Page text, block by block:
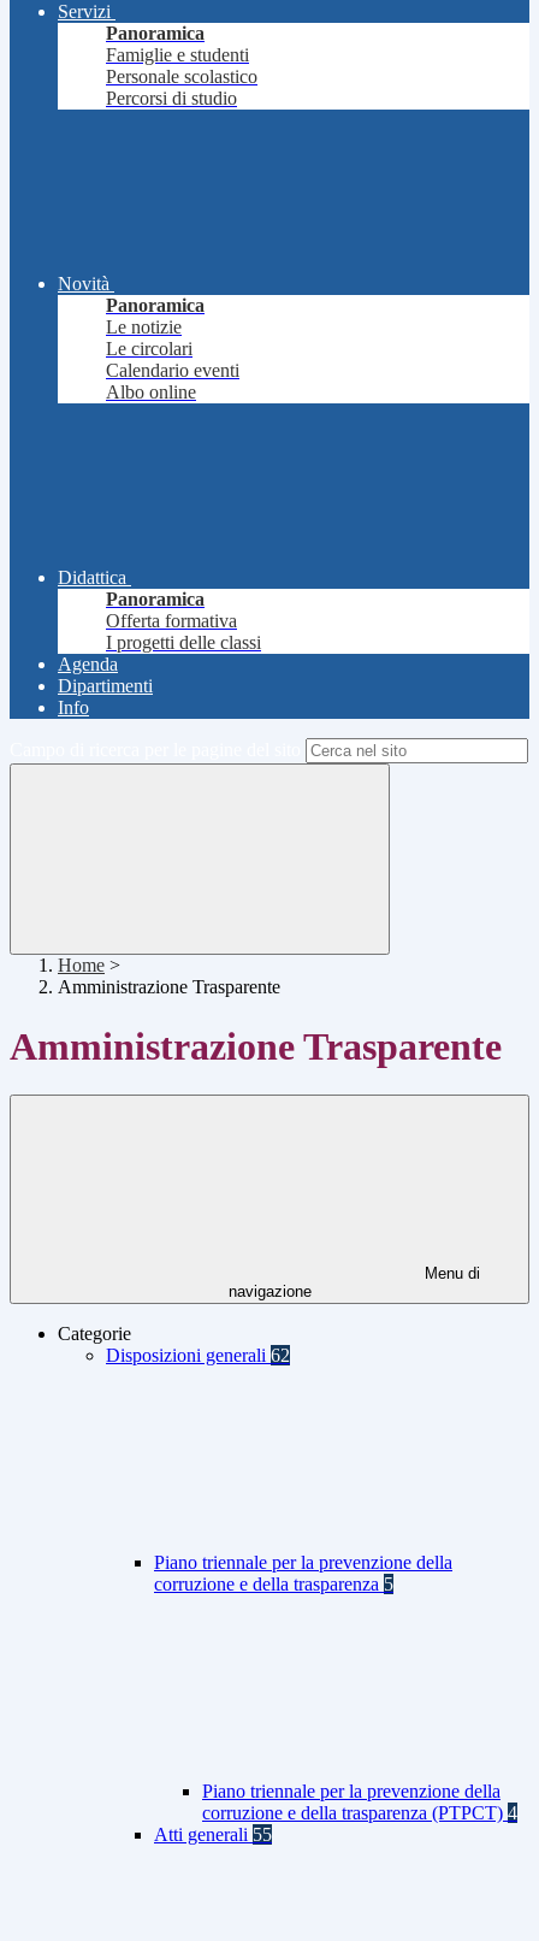
Servizi
Panoramica
Famiglie e studenti
Personale scolastico
Percorsi di studio
Novità
Panoramica
Le notizie
Le circolari
Calendario eventi
Albo online
Didattica
Panoramica
Offerta formativa
I progetti delle classi
Agenda
Dipartimenti
Info
Home >
Amministrazione Trasparente
Amministrazione Trasparente
Menu di
navigazione
Categorie
Disposizioni generali 62
Piano triennale per la prevenzione della
corruzione e della trasparenza 5
Piano triennale per la prevenzione della
corruzione e della trasparenza (PTPCT) 4
Atti generali 55